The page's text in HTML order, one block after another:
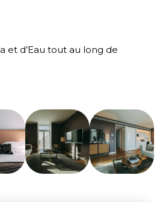
et d’Eau tout au long de